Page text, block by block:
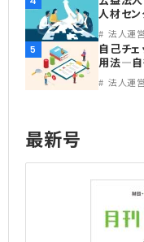
人材セ
法人運営
5
自己チ
用法―自
法人運営
最新号